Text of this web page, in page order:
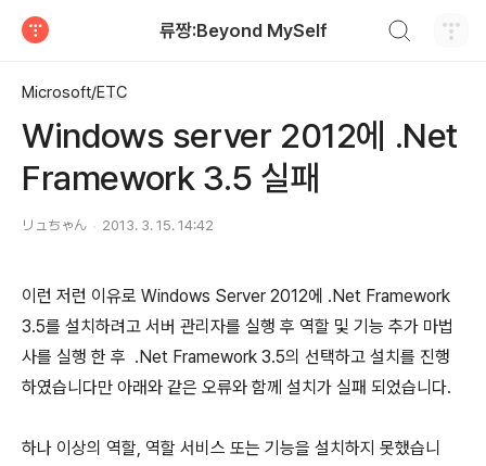
류짱:Beyond MySelf
Microsoft/ETC
Windows server 2012에 .Net
Framework 3.5 실패
リュちゃん 2013. 3. 15. 14:42
이런 저런 이유로 Windows Server 2012에 .Net Framework
3.5를 설치하려고 서버 관리자를 실행 후 역할 및 기능 추가 마법
사를 실행 한 후 .Net Framework 3.5의 선택하고 설치를 진행
하였습니다만 아래와 같은 오류와 함께 설치가 실패 되었습니다.
하나 이상의 역할, 역할 서비스 또는 기능을 설치하지 못했습니